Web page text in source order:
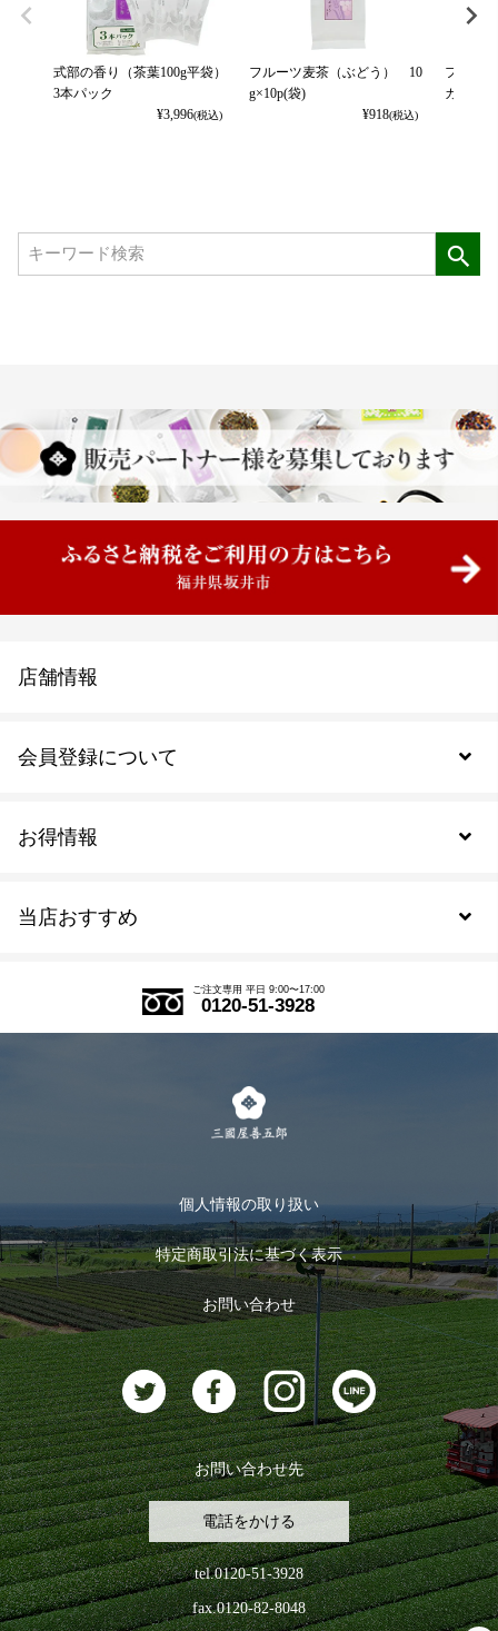
式部の香り（茶葉100g平袋）
3本パック
¥3,996(税込)
フルーツ麦茶（ぶどう） 10
g×10p(袋)
¥918(税込)
フルー
カット
当店おすすめ
式部の香りシリーズ
お茶のギフト
おすすめのお茶
お茶に合うスイーツ
お得情報
会員登録について
会員規約について
ログイン
ログアウト
店舗情報
ご注文専用 平日 9:00〜17:00
0120-51-3928
個人情報の取り扱い
特定商取引法に基づく表示
お問い合わせ
お問い合わせ先
電話をかける
tel.0120-51-3928
fax.0120-82-8048